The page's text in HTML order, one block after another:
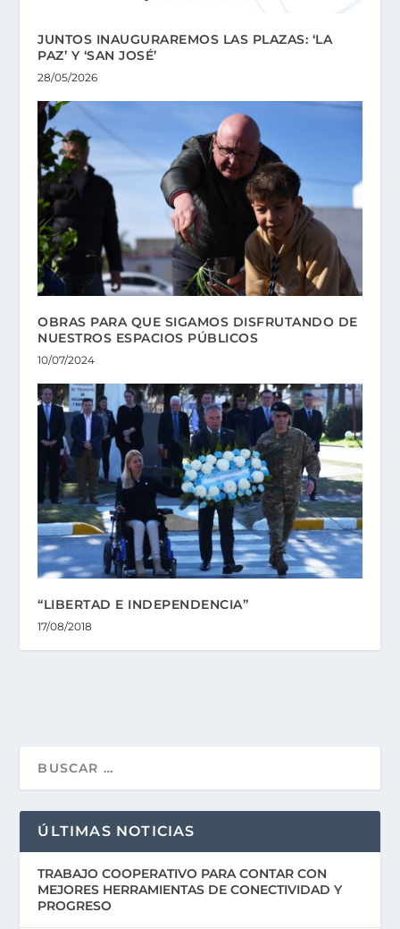
JUNTOS INAUGURAREMOS LAS PLAZAS: ‘LA
PAZ’ Y ‘SAN JOSÉ’
28/05/2026
OBRAS PARA QUE SIGAMOS DISFRUTANDO DE
NUESTROS ESPACIOS PÚBLICOS
10/07/2024
“LIBERTAD E INDEPENDENCIA”
17/08/2018
ÚLTIMAS NOTICIAS
TRABAJO COOPERATIVO PARA CONTAR CON
MEJORES HERRAMIENTAS DE CONECTIVIDAD Y
PROGRESO